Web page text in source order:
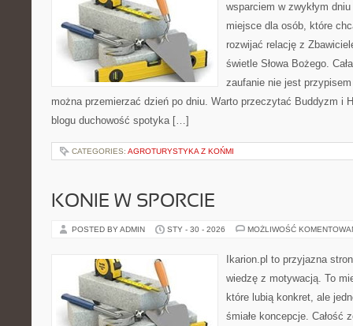
wsparciem w zwykłym
miejsce dla osób, które
rozwijać relację z
świetle Słowa Bożego.
zaufanie nie jest
można przemierzać dzień po dniu. Warto przeczytać Buddyzm i
blogu duchowość spotyka […]
CATEGORIES: AGROTURYSTYKA Z KOŃMI
KONIE W SPORCIE
POSTED BY ADMIN STY - 30 - 2026 MOŻLIWOŚĆ
Ikarion.pl to przyjazna
wiedzę z motywacją. To
które lubią konkret, ale
śmiałe koncepcje. Całość